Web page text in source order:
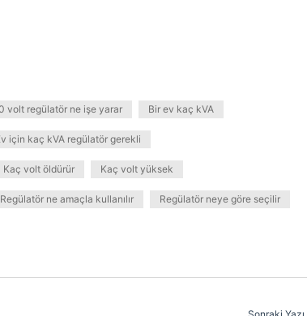
volt regülatör ne işe yarar Bir ev kaç kVA
için kaç kVA regülatör gerekli
Kaç volt öldürür Kaç volt yüksek
Regülatör ne amaçla kullanılır Regülatör neye göre seçilir